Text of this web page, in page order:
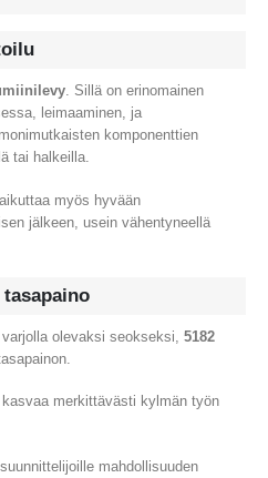
. Sillä on erinomainen
leimaaminen, ja
komponenttien
tai halkeilla.
myös hyvään
jälkeen, usein vähentyneellä
olevaksi seokseksi, 5182
merkittävästi kylmän työn
mahdollisuuden